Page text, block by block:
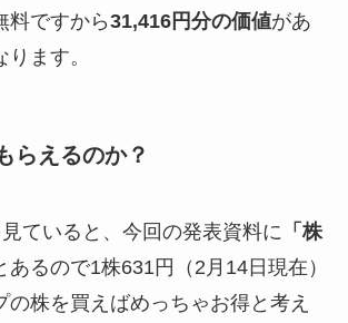
料ですから31,416円分の価値があ
ます。
らえるのか？
ていると、今回の発表資料に 「株
あるので1株631円（2月14日現在）
の株を買えばめっちゃお得と考え